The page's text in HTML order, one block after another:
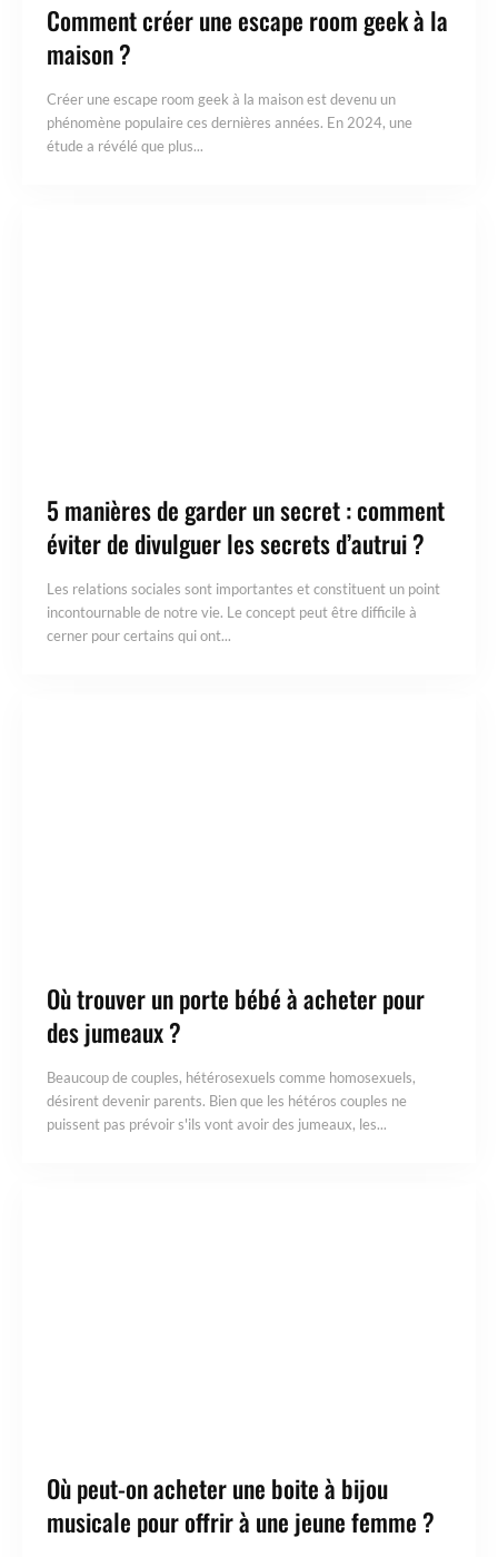
Comment créer une escape room geek à la
maison ?
Créer une escape room geek à la maison est devenu un
phénomène populaire ces dernières années. En 2024, une
étude a révélé que plus...
5 manières de garder un secret : comment
éviter de divulguer les secrets d’autrui ?
Les relations sociales sont importantes et constituent un point
incontournable de notre vie. Le concept peut être difficile à
cerner pour certains qui ont...
Où trouver un porte bébé à acheter pour
des jumeaux ?
Beaucoup de couples, hétérosexuels comme homosexuels,
désirent devenir parents. Bien que les hétéros couples ne
puissent pas prévoir s'ils vont avoir des jumeaux, les...
Où peut-on acheter une boite à bijou
musicale pour offrir à une jeune femme ?